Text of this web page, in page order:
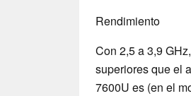
Rendimiento
Con 2,5 a 3,9
superiores que el
7600U es (en el